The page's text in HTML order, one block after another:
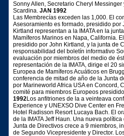
Sonny Allen, Secretario Cheryl Messinger
Scardina. JAN 1992
Las Membrecías exceden las 1,000. El
Asesoramiento es formado, presidido por
Kirtland representan a la IMATA en la
Mamíferos Marinos en Napa, California.
presidido por John Kirtland, y la junta de
responsabilidad del boletín informativo
evaluación por miembros del medio de
representación de la IMATA, dirige el 20
Europea de Mamíferos Acuáticos en
conferencia de mitad de año de la Junta
por Marineworld Africa USA en Concord,
comité para miembros Europeos
1992Los anfitriones de la a veinteava
Experience y UNEXSO Dive Center en
Hotel Radisson Resort Lucaya Bach. El
de la IMATA Jeff Haun. Una nueva
Junta de Directivos crece a 9 miembros,
de Segundo Vicepresidente y Director.